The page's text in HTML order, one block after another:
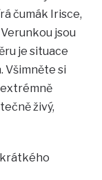
čumák Irisce,
jsou
je situace
Všimněte si
extrémně
živý,
krátkého